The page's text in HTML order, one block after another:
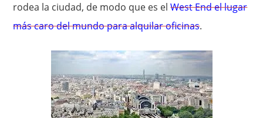
rodea la ciudad, de modo que es elWest End el lugar
más caro del mundo para alquilar oficinas.